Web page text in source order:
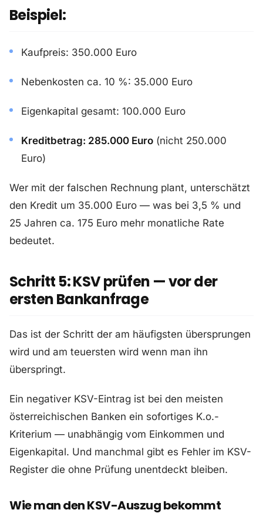
Beispiel:
Kaufpreis: 350.000 Euro
Nebenkosten ca. 10 %: 35.000 Euro
Eigenkapital gesamt: 100.000 Euro
Kreditbetrag: 285.000 Euro (nicht 250.000
Euro)
Wer mit der falschen Rechnung plant, unterschätzt
den Kredit um 35.000 Euro — was bei 3,5 % und
25 Jahren ca. 175 Euro mehr monatliche Rate
bedeutet.
Schritt 5: KSV prüfen — vor der
ersten Bankanfrage
Das ist der Schritt der am häufigsten übersprungen
wird und am teuersten wird wenn man ihn
überspringt.
Ein negativer KSV-Eintrag ist bei den meisten
österreichischen Banken ein sofortiges K.o.-
Kriterium — unabhängig vom Einkommen und
Eigenkapital. Und manchmal gibt es Fehler im KSV-
Register die ohne Prüfung unentdeckt bleiben.
Wie man den KSV-Auszug bekommt